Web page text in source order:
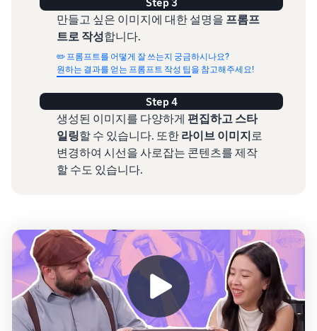
만들고 싶은 이미지에 대한 설명을 프롬프
트로 작성합니다.
✏️ 프롬프트를 어떻게 잘 쓰는지 궁금하시나요?
원하는 결과를 얻는 프롬프트 작성 팁을 참고해주세요!
Step 4
생성된 이미지를 다양하게 편집하고 스타
일링할 수 있습니다. 또한 라이브 이미지 로
변경하여 시선을 사로잡는 콘텐츠를 제작
할 수도 있습니다.